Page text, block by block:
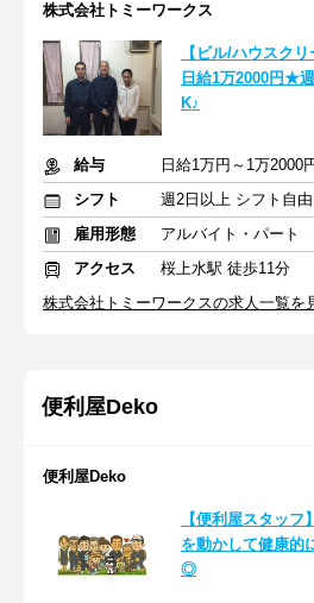
株式会社トミーワークス
【ビル/ハウスク
日給1万2000円★
K♪
給与
日給1万円～1万2000
シフト
週2日以上 シフト自
雇用形態
アルバイト・パート
アクセス
桜上水駅 徒歩11分
株式会社トミーワークスの求人一覧を
便利屋Deko
便利屋Deko
【便利屋スタッ
を動かして健康的
◎